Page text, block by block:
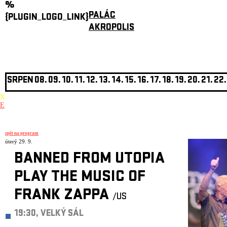
%
{PLUGIN_LOGO_LINK}PALÁC
AKROPOLIS
SRPEN08.09.10.11.12.13.14.15.16.17.18.19.20.21.22.
X
E
zpět na program
úterý 29. 9.
BANNED FROM UTOPIA
PLAY THE MUSIC OF
FRANK ZAPPA /US
19:30, VELKÝ SÁL